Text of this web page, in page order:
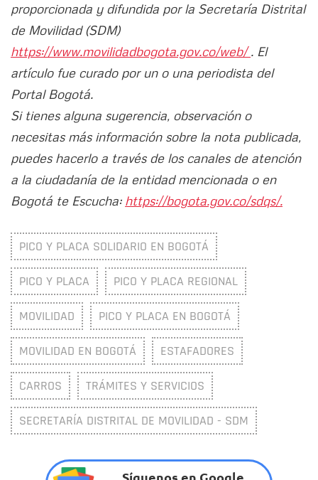
proporcionada y difundida por la Secretaría Distrital
de Movilidad (SDM)
https://www.movilidadbogota.gov.co/web/. El
artículo fue curado por un o una periodista del
Portal Bogotá.
Si tienes alguna sugerencia, observación o
necesitas más información sobre la nota publicada,
puedes hacerlo a través de los canales de atención
a la ciudadanía de la entidad mencionada o en
Bogotá te Escucha: https://bogota.gov.co/sdqs/.
PICO Y PLACA SOLIDARIO EN BOGOTÁ
PICO Y PLACA PICO Y PLACA REGIONAL
MOVILIDAD PICO Y PLACA EN BOGOTÁ
MOVILIDAD EN BOGOTÁ ESTAFADORES
CARROS TRÁMITES Y SERVICIOS
SECRETARÍA DISTRITAL DE MOVILIDAD - SDM
Síguenos en Google